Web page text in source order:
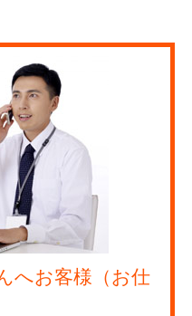
へお客様（お仕